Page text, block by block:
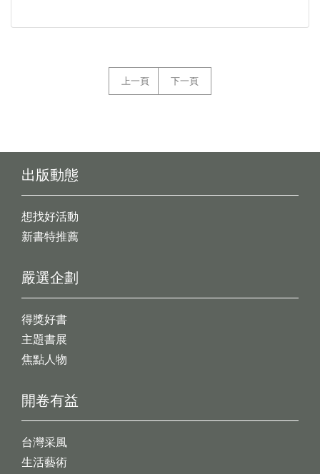
上一頁 下一頁
出版動態
想找好活動
新書特推薦
開卷有益
台灣采風
生活藝術
嚴選企劃
得獎好書
主題書展
焦點人物